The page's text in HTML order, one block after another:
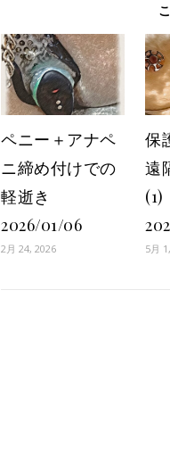
ペニー＋アナペ
ニ締め付けでの
軽逝き
2026/01/06
2月 24, 2026
保
遠
(1)
5月